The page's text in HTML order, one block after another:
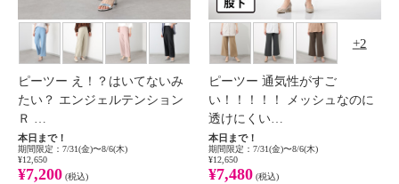
ピーツー え！？はいてないみ
たい？ エンジェルテンション
Ｒ …
本日まで！
期間限定：7/31(金)〜8/6(木)
¥12,650
¥7,200 (税込)
2
ピーツー 通気性がすご
い！！！！！ メッシュなのに
透けにくい…
本日まで！
期間限定：7/31(金)〜8/6(木)
¥12,650
¥7,480 (税込)